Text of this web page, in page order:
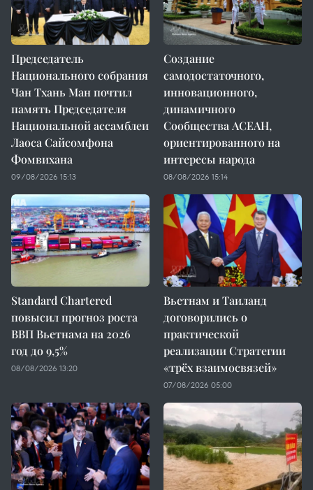
Председатель
Национального собрания
Чан Тхань Ман почтил
память Председателя
Национальной ассамблеи
Лаоса Сайсомфона
Фомвихана
09/08/2026 15:13
Создание
самодостаточного,
инновационного,
динамичного
Сообщества АСЕАН,
ориентированного на
интересы народа
08/08/2026 15:14
Standard Chartered
повысил прогноз роста
ВВП Вьетнама на 2026
год до 9,5%
08/08/2026 13:20
Вьетнам и Таиланд
договорились о
практической
реализации Стратегии
«трёх взаимосвязей»
07/08/2026 05:00